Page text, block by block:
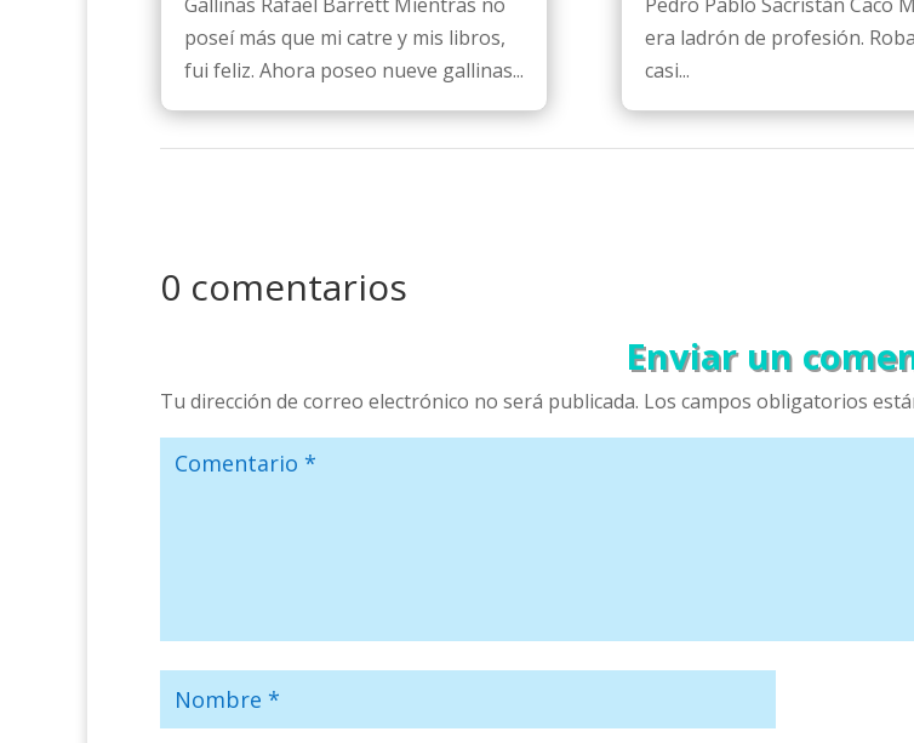
poseí más que mi catre y mis libros,
fui feliz. Ahora poseo nueve gallinas...
era ladrón de profesión.
casi...
0 comentarios
Enviar un
Tu dirección de correo electrónico no será publicada. Los campos obligatorios